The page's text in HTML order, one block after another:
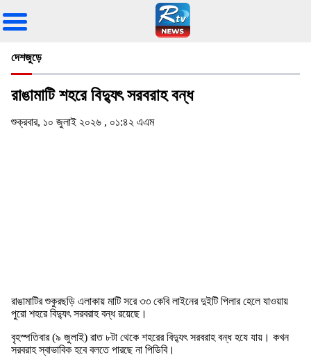
দেশজুড়ে
রাঙামাটি শহরে বিদ্যুৎ সরবরাহ বন্ধ
শুক্রবার, ১০ জুলাই ২০২৬ , ০১:৪২ এএম
রাঙামাটির শুকুরছড়ি এলাকায় মাটি সরে ৩৩ কেবি লাইনের দুইটি পিলার হেলে যাওয়ায়
পুরো শহরে বিদ্যুৎ সরবরাহ বন্ধ রয়েছে।
বৃহস্পতিবার (৯ জুলাই) রাত ৮টা থেকে শহরের বিদ্যুৎ সরবরাহ বন্ধ হযে যায়। কখন
সরবরাহ স্বাভাবিক হবে বলতে পারছে না পিডিবি।